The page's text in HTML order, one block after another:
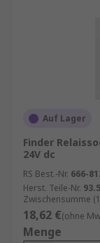
Auf Lager
Finder
24V dc
RS Best.-Nr. 666-
Herst. Teile-Nr.
Zwischensumme
18,62 €(ohne
Menge